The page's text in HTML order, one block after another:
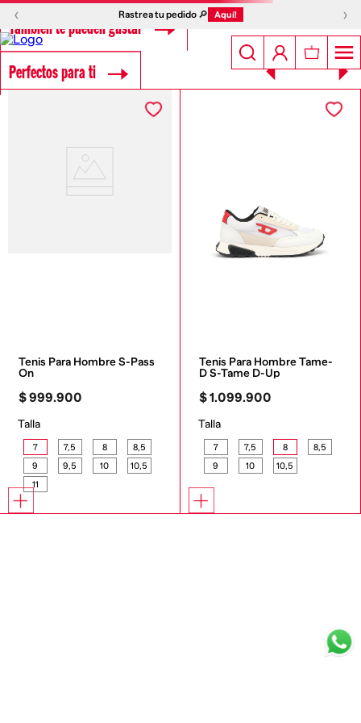
‹ Rastrea tu pedido 🔎 Aquí! ›
También te pueden gustar
Perfectos para ti
Tenis Para Hombre S-Pass
On
$999.900
Talla
7 7,5 8
8,5
9
9,5 10
10,5
11
Tenis Para Hombre Tame-
D S-Tame D-Up
$1.099.900
Talla
7 7,5 8
8,5
9
10 10,5